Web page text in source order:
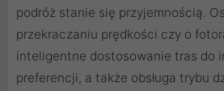
podróż stanie się przyjemnością.
przekraczaniu prędkości czy o
inteligentne dostosowanie tras do
preferencji, a także obsługa trybu